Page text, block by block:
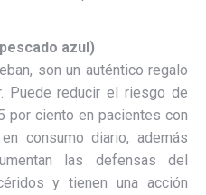
azul)
son un auténtico regalo
Puede reducir el riesgo de
por ciento en pacientes con
consumo diario, además
las defensas del
y tienen una acción